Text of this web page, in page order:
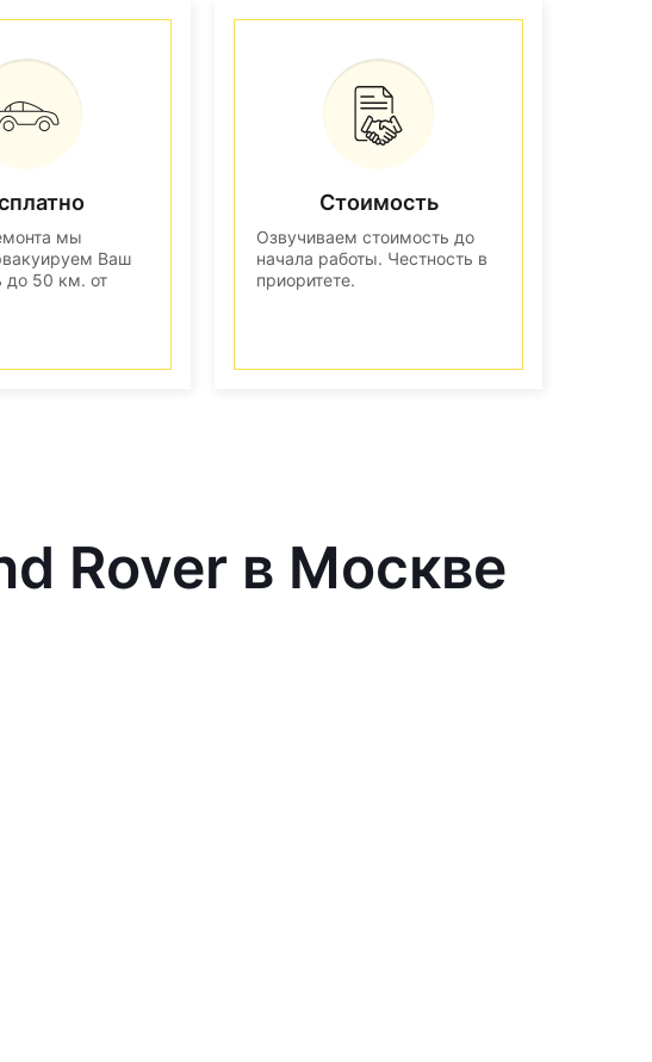
мы
Ваш
до 50 км. от
Стоимость
Озвучиваем стоимость до
начала работы. Честность в
приоритете.
Rover в Москве